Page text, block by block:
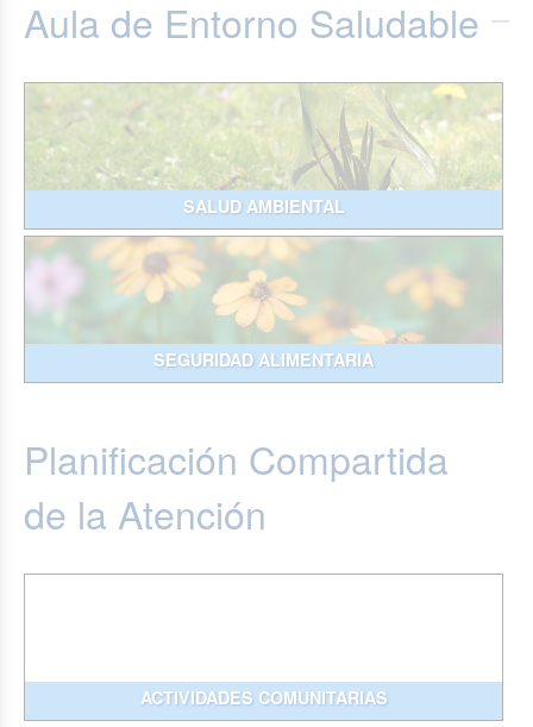
Aula de Entorno Saludable
SALUD AMBIENTAL
SEGURIDAD ALIMENTARIA
Planificación Compartida
de la Atención
ACTIVIDADES COMUNITARIAS